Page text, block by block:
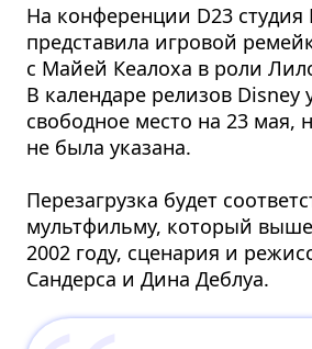
На конференции D23 студия
представила игровой
с Майей Кеалоха в роли
В календаре релизов Disney
свободное место на 23 мая,
не была указана.
Перезагрузка будет
мультфильму, который
2002 году, сценария и
Сандерса и Дина Деблуа.